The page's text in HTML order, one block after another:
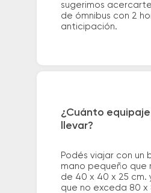
sugerimos
de ómnibus con 2
anticipación.
¿Cuánto
llevar?
Podés viajar con un
mano pequeño que
de 40 x 40 x 25 cm.
que no exceda 80 x